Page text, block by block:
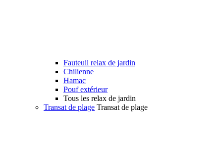
Fauteuil relax de jardin
Chilienne
Hamac
Pouf extérieur
Tous les relax de jardin
Transat de plage Transat de plage